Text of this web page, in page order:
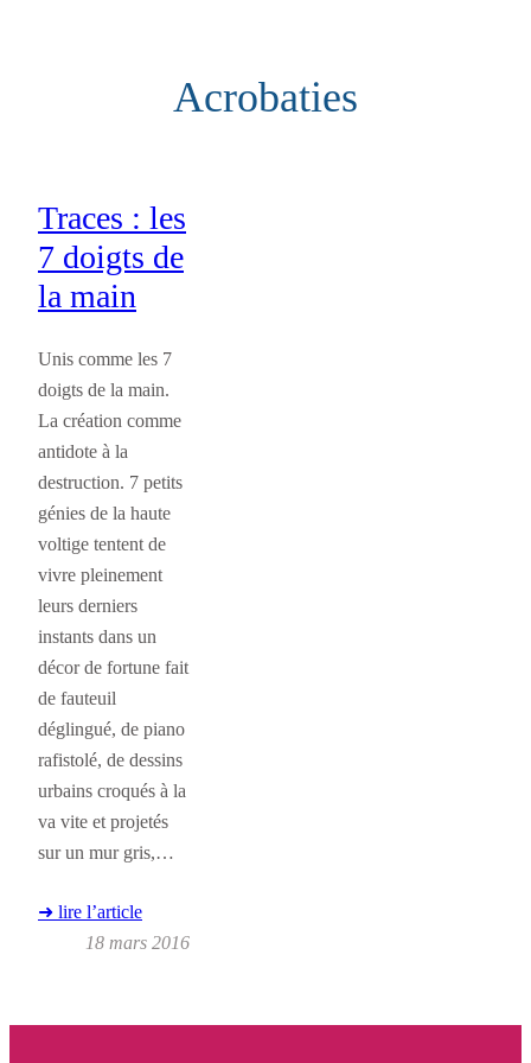
Acrobaties
Traces : les
7 doigts de
la main
Unis comme les 7
doigts de la main.
La création comme
antidote à la
destruction. 7 petits
génies de la haute
voltige tentent de
vivre pleinement
leurs derniers
instants dans un
décor de fortune fait
de fauteuil
déglingué, de piano
rafistolé, de dessins
urbains croqués à la
va vite et projetés
sur un mur gris,…
➜ lire l’article
18 mars 2016